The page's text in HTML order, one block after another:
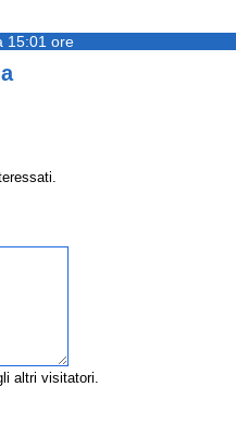
15:01 ore
altri visitatori.